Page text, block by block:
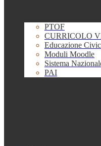
PTOF
CURRICOLO
Educazione
Moduli Moodle
Sistema
PAI